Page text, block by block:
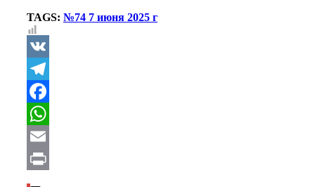
TAGS: №74 7 июня 2025 г
VK
Telegram
Facebook
WhatsApp
Email
Print